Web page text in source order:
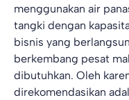
menggunakan air
tangki dengan
bisnis yang
berkembang pesat
dibutuhkan. Oleh
direkomendasikan